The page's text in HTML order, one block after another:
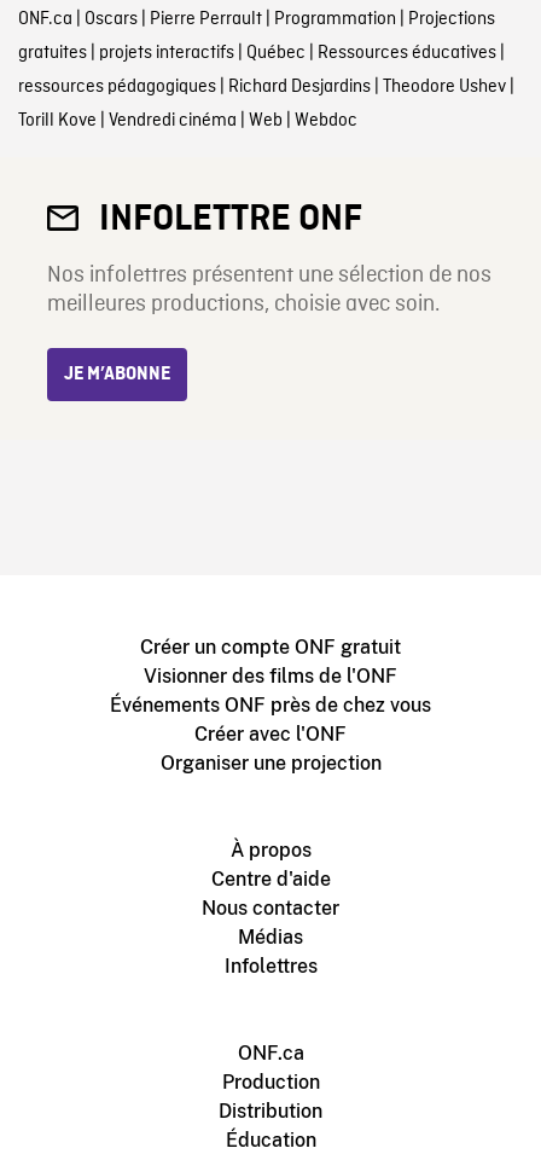
ONF.ca | Oscars| Pierre Perrault| Programmation | Projections
gratuites| projets interactifs| Québec | Ressources éducatives|
ressources pédagogiques| Richard Desjardins| Theodore Ushev|
Torill Kove | Vendredi cinéma | Web | Webdoc
INFOLETTRE ONF
Nos infolettres présentent une sélection de nos
meilleures productions, choisie avec soin.
JE M’ABONNE
Créer un compte ONF gratuit
Visionner des films de l'ONF
Événements ONF près de chez vous
Créer avec l'ONF
Organiser une projection
À propos
Centre d'aide
Nous contacter
Médias
Infolettres
ONF.ca
Production
Distribution
Éducation